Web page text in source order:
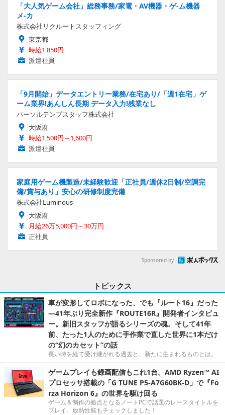
「大人気ゲーム会社」総務事務/家電・AV機器・ゲ-ム機器
メ-カ
株式会社リクルートスタッフィング
東京都
時給1,850円
派遣社員
「9月開始」データエントリー業務/在宅あり/「週1在宅」ゲ
ーム業界!あんしん長期 データ入力!残業なし
パーソルテンプスタッフ株式会社
大阪府
時給1,500円～1,600円
派遣社員
家庭用ゲーム機製造/未経験歓迎「正社員/週休2日制/空調完
備/賞与あり」安心の研修制度完備
株式会社Luminous
大阪府
月給26万5,000円～30万円
正社員
Sponsored by
トピックス
車が変形してロボになった、でも『ルート16』だった
―41年ぶり完全新作『ROUTE16R』開発者インタビュ
ー。新旧スタッフが語るシリーズの魂。そして41年
前、たった1人のために手作業で直した世界に1本だけ
の“幻のカセット”の話
長い時を経て受け継がれる過去と、新たに生まれるものとは。
ゲームプレイも録画配信もこれ1台。AMD Ryzen™ AI
プロセッサ搭載の「G TUNE P5-A7G60BK-D」で『Fo
rza Horizon 6』の世界を駆け回る
ゲーム＆制作の拠点となるノートPCで話題のレースタイトルを
プレイ。放熱性能もチェックしました！